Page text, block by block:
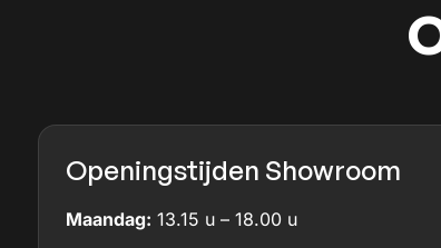
Openingstijden Showroom
Maandag: 13.15 u – 18.00 u